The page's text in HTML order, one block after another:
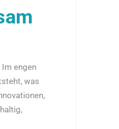
engen
was